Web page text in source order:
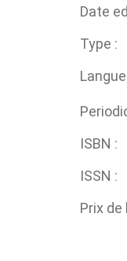
Date
Type
Langue
ISBN
ISSN
Prix de